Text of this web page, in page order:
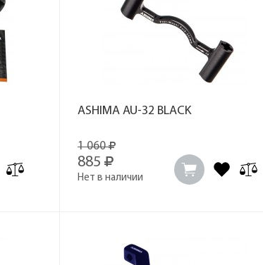
ASHIMA AU-32 BLACK
1 060
885
Нет в наличии